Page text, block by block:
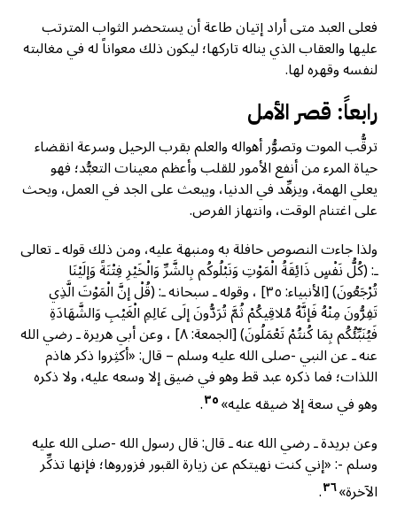
فعلى العبد متى أراد إتيان طاعة أن يستحضر الثواب المترتب
عليها والعقاب الذي يناله تاركها؛ ليكون ذلك معواناً له في مغالبته
لنفسه وقهره لها.
رابعاً: قصر الأمل
ترقُّب الموت وتصوُّر أهواله والعلم بقرب الرحيل وسرعة انقضاء
حياة المرء من أنفع الأمور للقلب وأعظم معينات التعبُّد؛ فهو
يعلي الهمة، ويزهِّد في الدنيا، ويبعث على الجد في العمل، ويحث
على اغتنام الوقت، وانتهاز الفرص.
ولذا جاءت النصوص حافلة به ومنبهة عليه، ومن ذلك قوله ـ تعالى
ـ: (كُلُّ نَفْسٍ ذَائِقَةُ الْمَوْتِ وَنَبْلُوكُم بِالشَّرِّ وَالْخَيْرِ فِتْنَةً وَإلَيْنَا
تُرْجَعُونَ) [الأنبياء: ٣٥] ، وقوله ـ سبحانه ـ: (قُلْ إنَّ الْمَوْتَ الَّذِي
تَفِرُّونَ مِنْهُ فَإنَّهُ مُلاقِيكُمْ ثُمَّ تُرَدُّونَ إلَى عَالِمِ الْغَيْبِ وَالشَّهَادَةِ
فَيُنَبِّئُكُم بِمَا كُنتُمْ تَعْمَلُونَ) [الجمعة: ٨] ، وعن أبي هريرة ـ رضي الله
عنه ـ عن النبي -صلى الله عليه وسلم – قال: «أكثِروا ذكر هاذم
اللذات؛ فما ذكره عبد قط وهو في ضيق إلا وسعه عليه، ولا ذكره
وهو في سعة إلا ضيقه عليه»٣٥.
وعن بريدة ـ رضي الله عنه ـ قال: قال رسول الله -صلى الله عليه
وسلم -: «إني كنت نهيتكم عن زيارة القبور فزوروها؛ فإنها تذكِّر
الآخرة»٣٦.